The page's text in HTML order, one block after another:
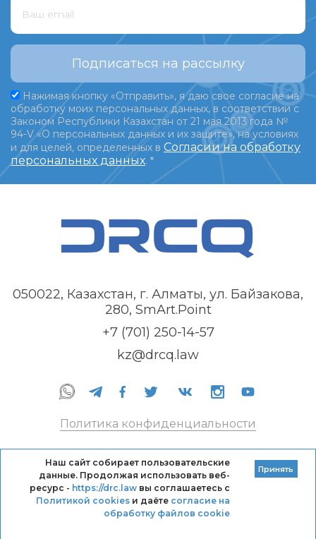
Подписаться на рассылку
Нажимая кнопку «Отправить», я даю свое согласие на
обработку моих персональных данных, в соответствии с
Законом Республики Казахстан от 21 мая 2013 года №
94-V «О персональных данных и их защите», на условиях
и для целей, определенных в Согласии на обработку
персональных данных. *
050022, Казахстан, г. Алматы, ул. Байзакова,
280, SmArt.Point
+7 (701) 250-14-57
kz@drcq.law
Политика конфиденциальности
Кодекс профессиональной этики DRC
Правила оказания услуг
Наш сайт собирает пользовательские
данные. Продолжая использовать веб-
ресурс - https://drc.lawвы соглашаетесь с
Политикой cookiesи даёте согласие на
обработку файлов cookie
Принять